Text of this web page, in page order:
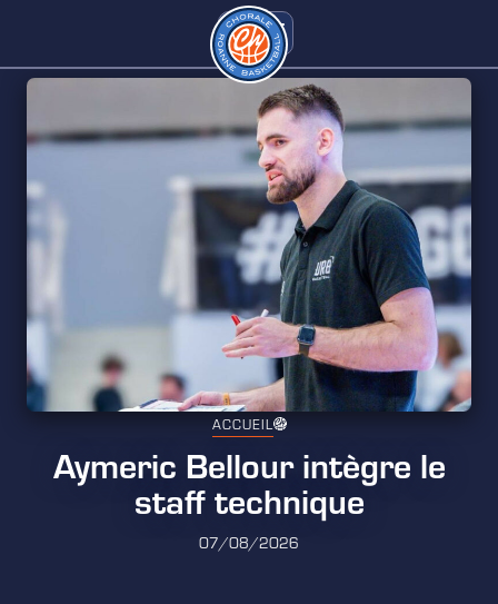
ACCUEIL
Aymeric Bellour intègre le
staff technique
07/08/2026